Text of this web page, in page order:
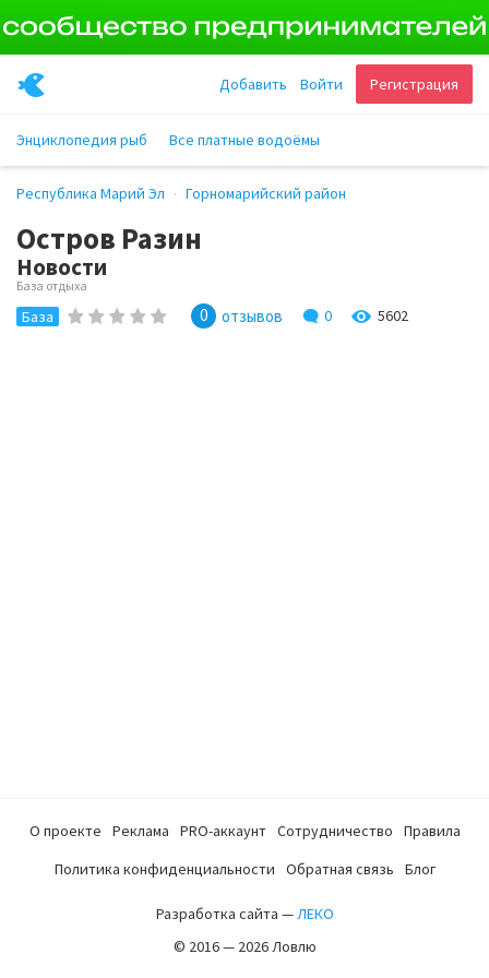
Регистрация
Войти
Добавить
Энциклопедия рыб Все платные водоёмы
Республика Марий Эл Горномарийский район
Остров Разин
Новости
База отдыха
База 0 отзывов 0 5602
О проекте Реклама PRO-аккаунт Сотрудничество
Правила
Политика конфиденциальности
Обратная связь Блог
Разработка сайта —ЛЕКО
© 2016 — 2026 Ловлю